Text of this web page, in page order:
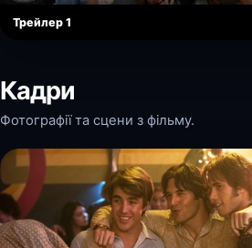
Трейлер 1
Кадри
Фотографії та сцени з фільму.